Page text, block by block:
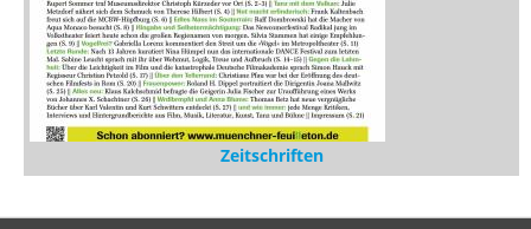
Zeitschriften